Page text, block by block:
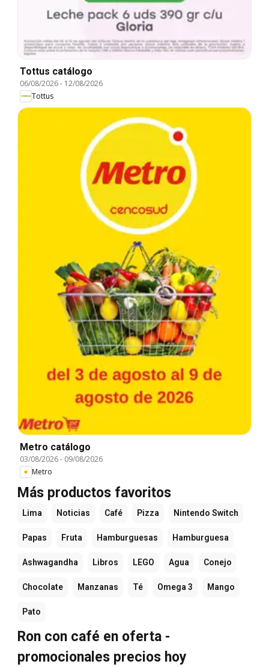
Tottus catálogo
06/08/2026- 12/08/2026
Tottus
Metro catálogo
03/08/2026- 09/08/2026
Metro
Más productos favoritos
Lima Noticias Café Pizza Nintendo Switch
Papas Fruta Hamburguesas Hamburguesa
Ashwagandha Libros LEGO Agua Conejo
Chocolate Manzanas Té Omega 3 Mango
Pato
Ron con café en oferta -
promocionales precios hoy